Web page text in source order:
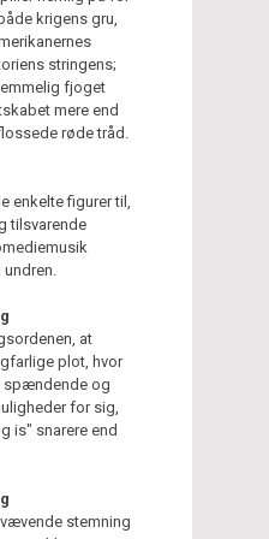
krigens gru,
stringens;
fjoget
mere end
røde tråd.
enkelte figurer til,
tilsvarende
at
plot, hvor
spændende og
for sig,
is" snarere end
stemning